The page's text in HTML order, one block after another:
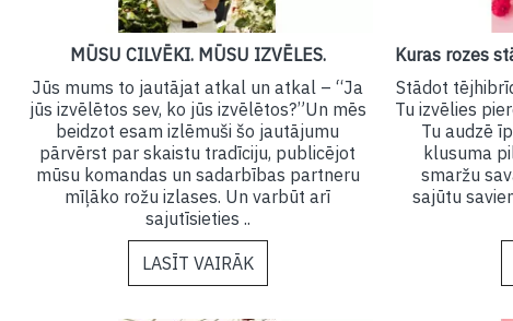
MŪSU CILVĒKI. MŪSU IZVĒLES.
Jūs mums to jautājat atkal un atkal – “Ja
jūs izvēlētos sev, ko jūs izvēlētos?”Un mēs
beidzot esam izlēmuši šo jautājumu
pārvērst par skaistu tradīciju, publicējot
mūsu komandas un sadarbības partneru
mīļāko rožu izlases. Un varbūt arī
sajutīsieties ..
LASĪT VAIRĀK
Stādot
Tu izvēlies
Tu audzē
klusuma
smaržu
sajūtu